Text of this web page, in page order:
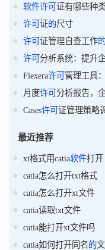
软件许可 证有哪些种
许可 证的尺寸
许可 证管理自查工作
许可 分析系统：提升
Flexera许可 管理工具
月度许可 分析报告，
Cases许可 证管理策略
最近推荐
xt格式用catia软件打开
catia怎么打开txt格式
catia怎么打开xt文件
catia读取txt文件
catia能打开xt文件吗
catia如何打开同名的